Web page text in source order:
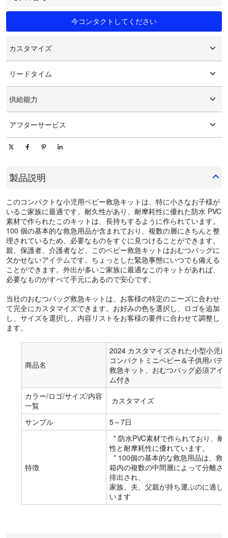
今コンタクトしてください
カスタマイズ
カスタマイズされたパッケージング
リードタイム
供給能力
アフターサービス
製品説明
このコンパクトな小児用ベビー救急キットは、特に小さなお子様が
いるご家族に最適です。耐久性があり、耐摩耗性に優れた防水 PVC
素材で作られたこのキットは、長持ちするように作られています。
100 個の基本的な救急用品が含まれており、複数の層にきちんと整
理されているため、必要なものをすぐに見つけることができます。
親、保護者、介護者など、このベビー救急キットはおむつバッグに
欠かせないアイテムです。ちょっとした緊急事態にいつでも備える
ことができます。外出が多いご家族に最適なこのキットがあれば、
必要なものがすべて手元にあるので安心です。
当社のおむつバッグ救急キットは、お客様の特定のニーズに合わせ
て完全にカスタマイズできます。お好みの色を選択し、ロゴを追加
し、サイズを選択し、内容リストをお客様の要件に合わせて調整し
ます。
商品名
2024 カスタマイズされた小型小児用
コンパクトミニベビー＆子供用バデ
救急キット、おむつバッグ必須アイ
ム付き
カラー/ロゴ/サイズ/内容
一覧
カスタマイズ
サンプル 5～7日
特徴
* 防水PVC素材で作られており、耐
性と耐摩耗性に優れています。
* 100個の基本的な救急用品は、救
箱内の複数の中間層によって分離さ
排出され、
家族、夫、父親が持ち運ぶのに適し
います